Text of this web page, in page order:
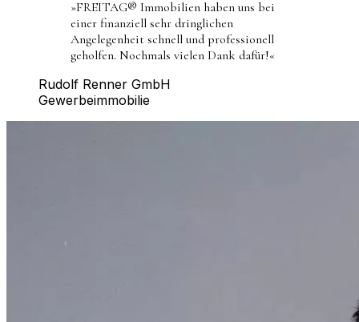
»FREITAG® Immobilien haben uns bei
einer finanziell sehr dringlichen
Angelegenheit schnell und professionell
geholfen. Nochmals vielen Dank dafür!«
Rudolf Renner GmbH
Gewerbeimmobilie